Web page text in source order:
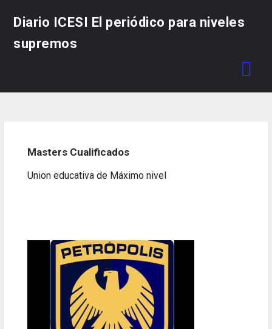
content
Diario ICESI El periódico para niveles
supremos
Masters Cualificados
Union educativa de Máximo nivel